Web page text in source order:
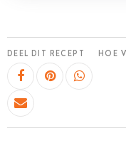
DEEL DIT RECEPT HOE